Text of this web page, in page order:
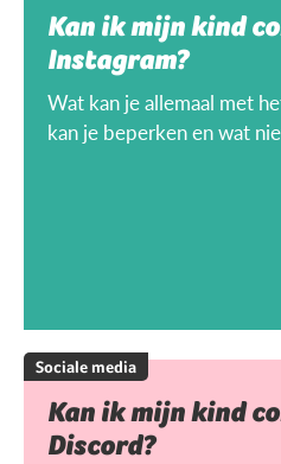
Kan ik mijn kind
Instagram?
Wat kan je allemaal met
kan je beperken en wat
Sociale media
Kan ik mijn kind
Discord?